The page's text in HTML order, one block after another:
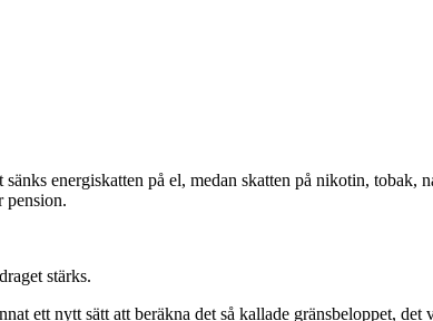
energiskatten på el, medan skatten på nikotin, tobak,
pension.
stärks.
ett nytt sätt att beräkna det så kallade gränsbeloppet,